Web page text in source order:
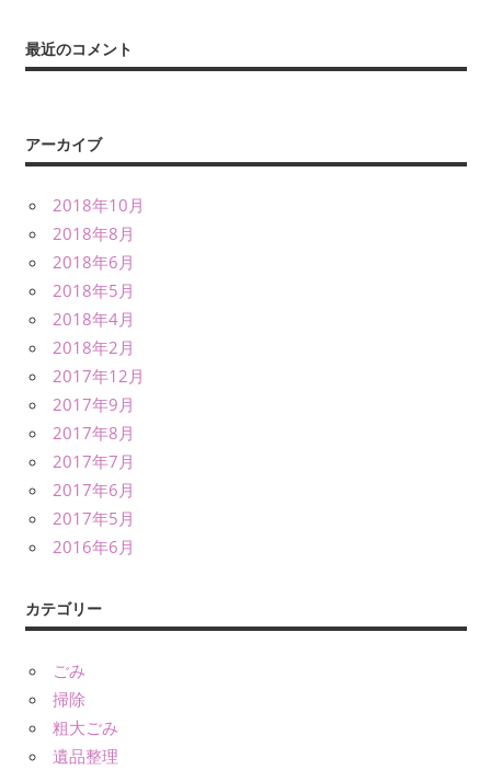
最近のコメント
アーカイブ
2018年10月
2018年8月
2018年6月
2018年5月
2018年4月
2018年2月
2017年12月
2017年9月
2017年8月
2017年7月
2017年6月
2017年5月
2016年6月
カテゴリー
ごみ
掃除
粗大ごみ
遺品整理